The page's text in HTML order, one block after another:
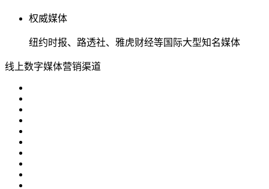
权威媒体
纽约时报、路透社、雅虎财经等国际大型知名媒体
线上数字媒体营销渠道